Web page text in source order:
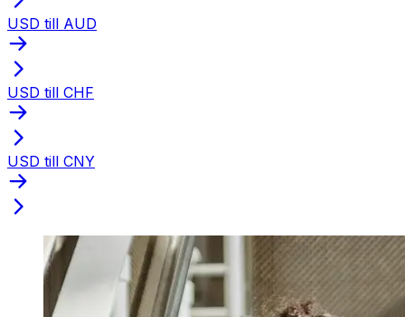
USD till AUD
USD till CHF
USD till CNY